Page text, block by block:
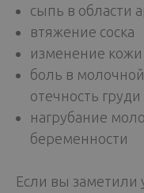
сыпь в области
втяжение соска
изменение кожи
боль в
отечность груди
нагрубание
беременности
Если вы заметили